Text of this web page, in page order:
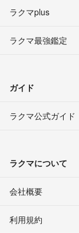
ラクマplus
ラクマ最強鑑定
ガイド
ラクマ公式ガイド
ラクマについて
会社概要
利用規約